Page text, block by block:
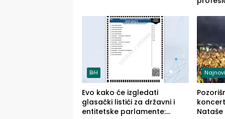
služba
BiH
Evo kako će izgledati
glasački listići za državni i
entitetske parlamente: